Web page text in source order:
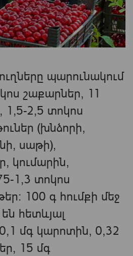
պարունակում
շաքարներ, 11
2,5 տոկոս
(խնձորի,
սաթի),
կումարին,
1,3 տոկոս
100 գ հումքի մեջ
հետևյալ
մգ կարոտին, 0,32
15 մգ